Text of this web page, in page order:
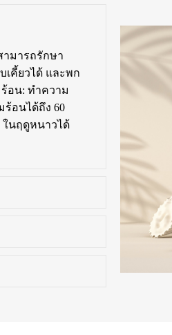
ามารถรักษา
คี้ยวได้ และพก
อน: ทำความ
ร้อนได้ถึง 60
ในฤดูหนาวได้